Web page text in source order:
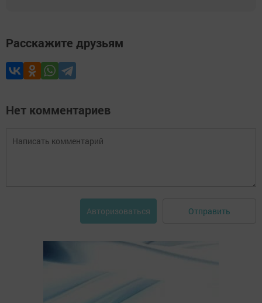
Расскажите друзьям
Нет комментариев
Авторизоваться Отправить